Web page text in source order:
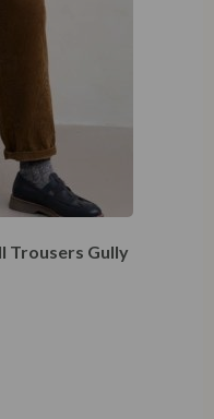
Trousers Gully